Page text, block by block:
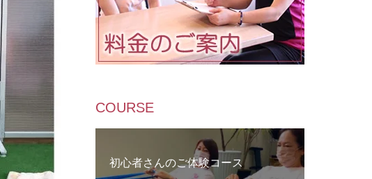
COURSE
初心者さんのご体験コース